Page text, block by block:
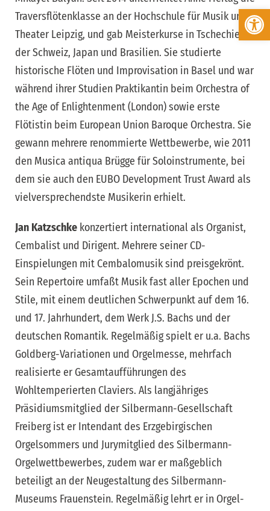
Werkzeugleiste öffnen
Traversflötenklasse an der Hochschule für Musik und
Theater Leipzig, und gab Meisterkurse in Tschechien,
der Schweiz, Japan und Brasilien. Sie studierte
historische Flöten und Improvisation in Basel und war
während ihrer Studien Praktikantin beim Orchestra of
the Age of Enlightenment (London) sowie erste
Flötistin beim European Union Baroque Orchestra. Sie
gewann mehrere renommierte Wettbewerbe, wie 2011
den Musica antiqua Brügge für Soloinstrumente, bei
dem sie auch den EUBO Development Trust Award als
vielversprechendste Musikerin erhielt.
Jan Katzschke konzertiert international als Organist,
Cembalist und Dirigent. Mehrere seiner CD-
Einspielungen mit Cembalomusik sind preisgekrönt.
Sein Repertoire umfaßt Musik fast aller Epochen und
Stile, mit einem deutlichen Schwerpunkt auf dem 16.
und 17. Jahrhundert, dem Werk J.S. Bachs und der
deutschen Romantik. Regelmäßig spielt er u.a. Bachs
Goldberg-Variationen und Orgelmesse, mehrfach
realisierte er Gesamtaufführungen des
Wohltemperierten Claviers. Als langjähriges
Präsidiumsmitglied der Silbermann-Gesellschaft
Freiberg ist er Intendant des Erzgebirgischen
Orgelsommers und Jurymitglied des Silbermann-
Orgelwettbewerbes, zudem war er maßgeblich
beteiligt an der Neugestaltung des Silbermann-
Museums Frauenstein. Regelmäßig lehrt er in Orgel-